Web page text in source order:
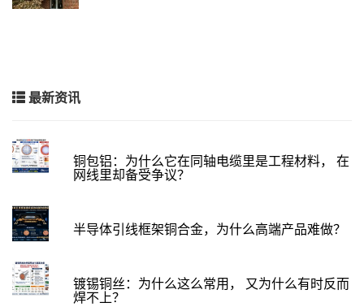
最新资讯
铜包铝：为什么它在同轴电缆里是工程材料， 在
网线里却备受争议？
半导体引线框架铜合金，为什么高端产品难做？
镀锡铜丝：为什么这么常用， 又为什么有时反而
焊不上？